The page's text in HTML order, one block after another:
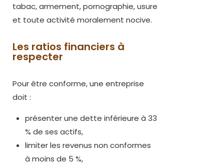
tabac, armement, pornographie, usure
et toute activité moralement nocive.
Les ratios financiers à
respecter
Pour être conforme, une entreprise
doit :
présenter une dette inférieure à 33
% de ses actifs,
limiter les revenus non conformes
à moins de 5 %,